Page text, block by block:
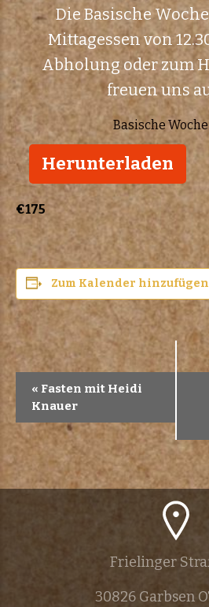
Die Basische
Mittagessen von
Abholung oder zum
freuen uns
Basische
Herunterladen
€175
Zum Kalender hinzufügen
V
e
r
a
« Fasten mit Heidi
Knauer
Frielinger
30826 Garbsen